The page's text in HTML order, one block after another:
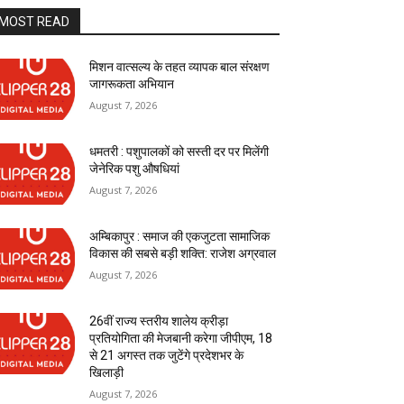
READ
मिशन वात्सल्य के तहत व्यापक बाल संरक्षण
जागरूकता अभियान
August 7, 2026
धमतरी : पशुपालकों को सस्ती दर पर मिलेंगी
जेनेरिक पशु औषधियां
August 7, 2026
अम्बिकापुर : समाज की एकजुटता सामाजिक
विकास की सबसे बड़ी शक्ति: राजेश अग्रवाल
August 7, 2026
26वीं राज्य स्तरीय शालेय क्रीड़ा
प्रतियोगिता की मेजबानी करेगा जीपीएम, 18
से 21 अगस्त तक जुटेंगे प्रदेशभर के
खिलाड़ी
August 7, 2026